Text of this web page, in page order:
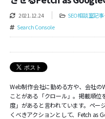
2021.12.24
SEO相談室記
Search Console
Web制作会社に勤める方や、会社
ことがある「クロール」。掲載順
度」があると言われています。ペー
くべきアクションとして、Fetch as